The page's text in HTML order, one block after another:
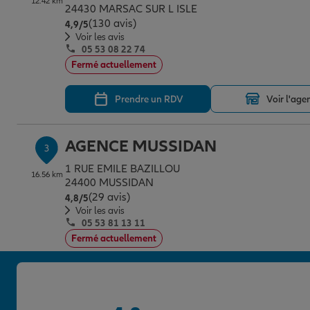
24430 MARSAC SUR L ISLE
4,9/5Note de 4.9 sur 5
(130 avis)
Voir les avis
05 53 08 22 74
Fermé actuellement
Prendre un RDV Voir
3
16.56 km
AGENCE MUSSIDAN
1 RUE EMILE BAZILLOU
24400 MUSSIDAN
4,8/5Note de 4.8 sur 5
(29 avis)
Voir les avis
05 53 81 13 11
Fermé actuellement